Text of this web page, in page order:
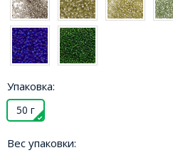
Упаковка:
50 г
Вес упаковки: